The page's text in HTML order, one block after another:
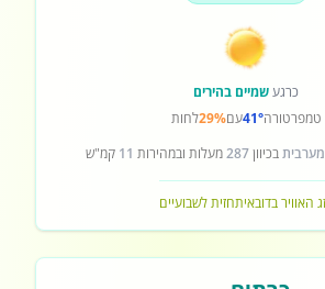
כרגעשמיים בהירים
טמפרטורה41°עם29%לחות
בכיוון287מעלות ובמהירות 11 קמ"ש
האוויר בדובאיתחזית לשבועיים